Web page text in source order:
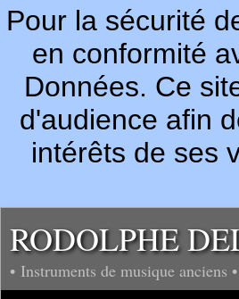
Pour la sécurité
en conformité
Données. Ce
d'audience afin
intérêts de ses
RODOLPHE
• Instruments de musique anciens